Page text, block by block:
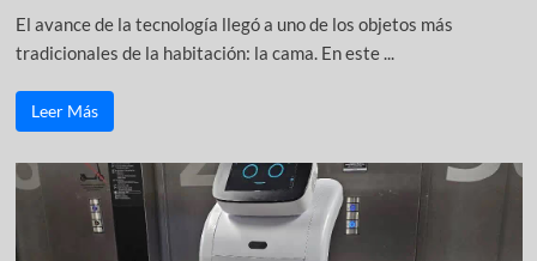
El avance de la tecnología llegó a uno de los objetos más
tradicionales de la habitación: la cama. En este ...
Leer Más